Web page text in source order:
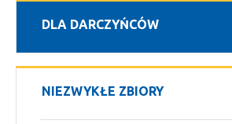
DLA DARCZYŃCÓW
NIEZWYKŁE ZBIORY